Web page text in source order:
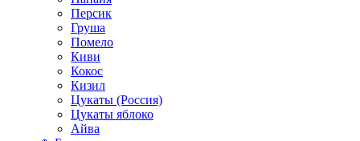
Персик
Груша
Помело
Киви
Кокос
Кизил
Цукаты (Россия)
Цукаты яблоко
Айва